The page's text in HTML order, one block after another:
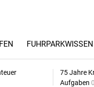
FUHRPARKWISSEN
75 Jahre
Aufgaben